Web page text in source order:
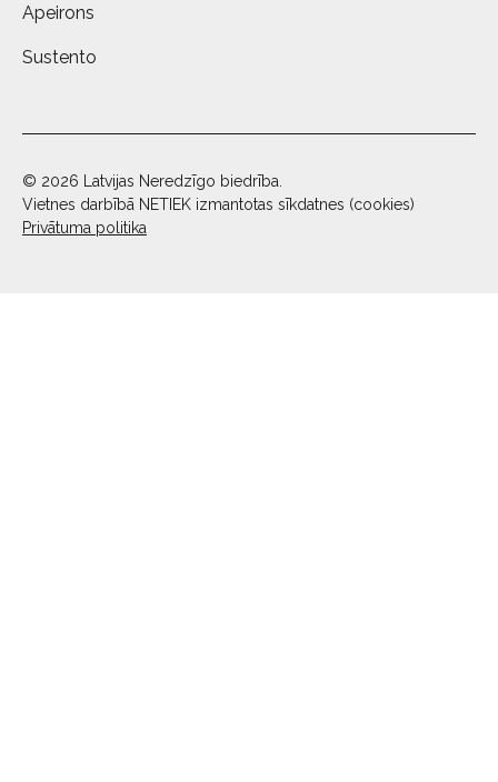
Apeirons
Sustento
© 2026 Latvijas Neredzīgo biedrība.
Vietnes darbībā NETIEK izmantotas sīkdatnes (cookies)
Privātuma politika